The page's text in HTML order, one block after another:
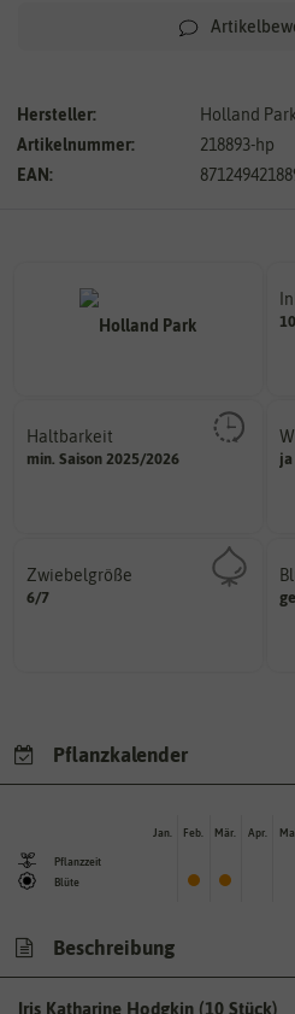
Hersteller:
Holland
Artikelnummer:
218893-hp
EAN:
Haltbarkeit
min. Saison 2025/2026
und Pflanzgut sehr gut keimen
sollte.
ja
Zwiebelgröße
6/7
ersten und zweiten Wert
variieren.
Pflanzkalender
Pflanzzeit
Blüte
Jan. Feb. Mär. Apr.
Beschreibung
Iris Katharine Hodgkin (10 Stück)